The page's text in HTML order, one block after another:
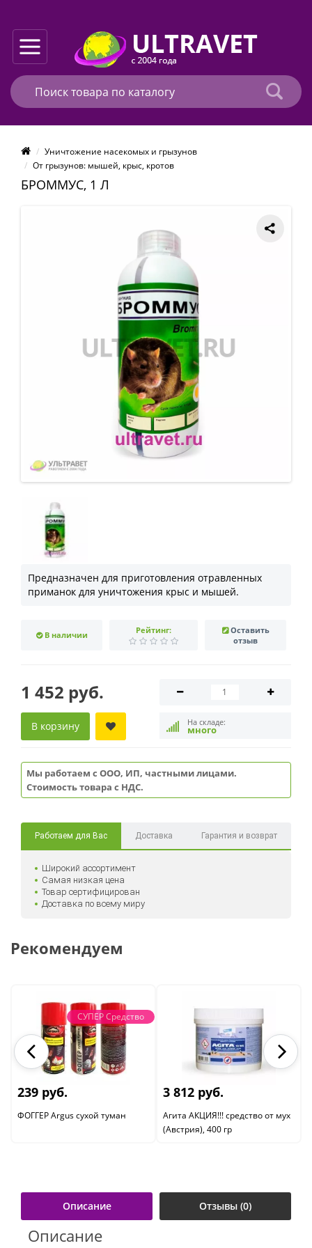
Уничтожение насекомых и грызунов
От грызунов: мышей, крыс, кротов
БРОММУС, 1 Л
Предназначен для приготовления отравленных
приманок для уничтожения крыс и мышей.
В наличии Рейтинг:
Оставить
отзыв
1 452 руб.
На складе:
много
В корзину
Мы работаем с ООО, ИП, частными лицами.
Стоимость товара с НДС.
Работаем для Вас Доставка Гарантия и возврат
Широкий ассортимент
Самая низкая цена
Товар сертифицирован
Доставка по всему миру
Рекомендуем
СУПЕР Средство
239 руб.
ФОГГЕР Argus сухой туман
3 812 руб.
Агита АКЦИЯ!!! средство от мух
(Австрия), 400 гр
Описание Отзывы (0)
Описание